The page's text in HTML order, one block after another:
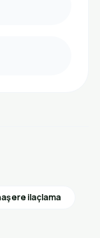
ilaçlama